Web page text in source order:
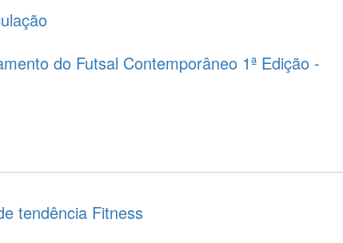
do Futsal Contemporâneo 1ª Edição -
tendência Fitness